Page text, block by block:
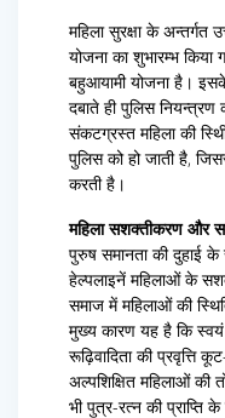
महिला सुरक्षा के अन्तर्गत
योजना का शुभारम्भ
बहुआयामी योजना है। इसके
दबाते ही पुलिस
संकटग्रस्त महिला की
पुलिस को हो जाती है,
करती है।
महिला सशक्तीकरण और
पुरुष समानता की दुहाई
हेल्पलाइनें महिलाओं के
समाज में महिलाओं की
मुख्य कारण यह है कि
रूढ़िवादिता की प्रवृत्ति
अल्पशिक्षित महिलाओं की
भी पुत्र-रत्न की प्राप्ति